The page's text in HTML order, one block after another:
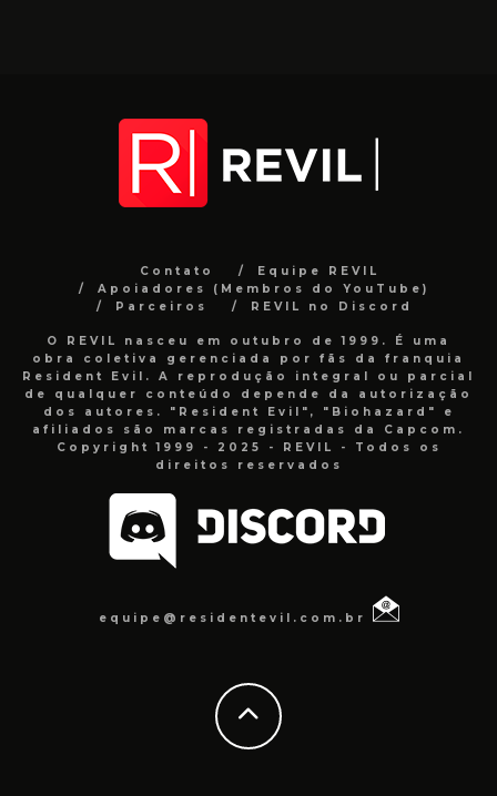
Contato
Equipe REVIL
Apoiadores (Membros do YouTube)
Parceiros
REVIL no Discord
O REVIL nasceu em outubro de 1999. É uma
obra coletiva gerenciada por fãs da franquia
Resident Evil. A reprodução integral ou parcial
de qualquer conteúdo depende da autorização
dos autores. "Resident Evil", "Biohazard" e
afiliados são marcas registradas da Capcom.
Copyright 1999 - 2025 - REVIL - Todos os
direitos reservados
equipe@residentevil.com.br